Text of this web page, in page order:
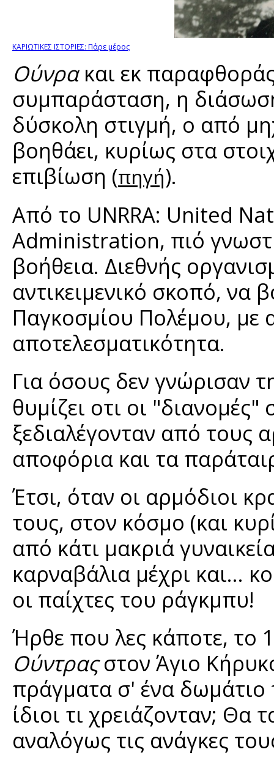
ΚΑΡΙΩΤΙΚΕΣ ΙΣΤΟΡΙΕΣ: Πάρε μέρος
Ούνρακαι εκ
συμπαράσταση, η
δύσκολη στιγμή, ο από
βοηθάει, κυρίως στα
επιβίωση (πηγή).
Από το UNRRA: United
Administration, πιό
βοήθεια. Διεθνής
αντικειμενικό σκοπό, να
Παγκοσμίου Πολέμου, με
αποτελεσματικότητα.
Για όσους δεν γνώρισαν
θυμίζει οτι οι
ξεδιαλέγονταν από τους
αποφόρια και τα
Έτσι, όταν οι αρμόδιοι
τους, στον κόσμο (και
από κάτι μακριά
καρναβάλια μέχρι και…
οι παίχτες του ράγκμπυ!
Ήρθε που λες κάποτε, το
Ούντραςστον Άγιο
πράγματα σ' ένα δωμάτιο
ίδιοι τι χρειάζονταν; Θα
αναλόγως τις ανάγκες